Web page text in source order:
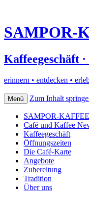
SAMPOR-
Kaffeegeschäft
erinnern • entdecken •
Menü Zum Inhalt
SAMPOR-
Café und Kaffee
Kaffeegeschäft
Öffnungszeiten
Die Café-Karte
Angebote
Zubereitung
Tradition
Über uns